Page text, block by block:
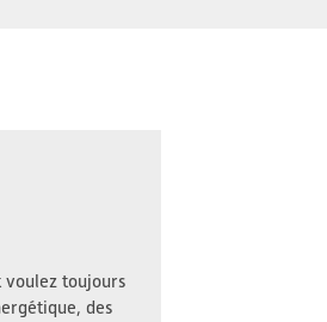
voulez toujours
des